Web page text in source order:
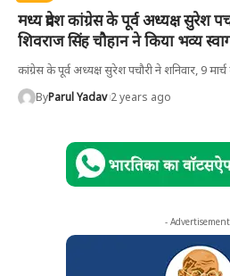
मध्य प्रदेश कांग्रेस के पूर्व अध्यक्ष सुरेश
शिवराज सिंह चौहान ने किया भव्य
कांग्रेस के पूर्व अध्यक्ष सुरेश पचौरी ने शनिवार, 9 मार्च
ByParul Yadav 2 years ago
-